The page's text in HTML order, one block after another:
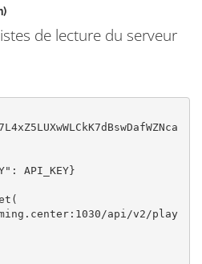
de lecture du serveur
API_KEY}